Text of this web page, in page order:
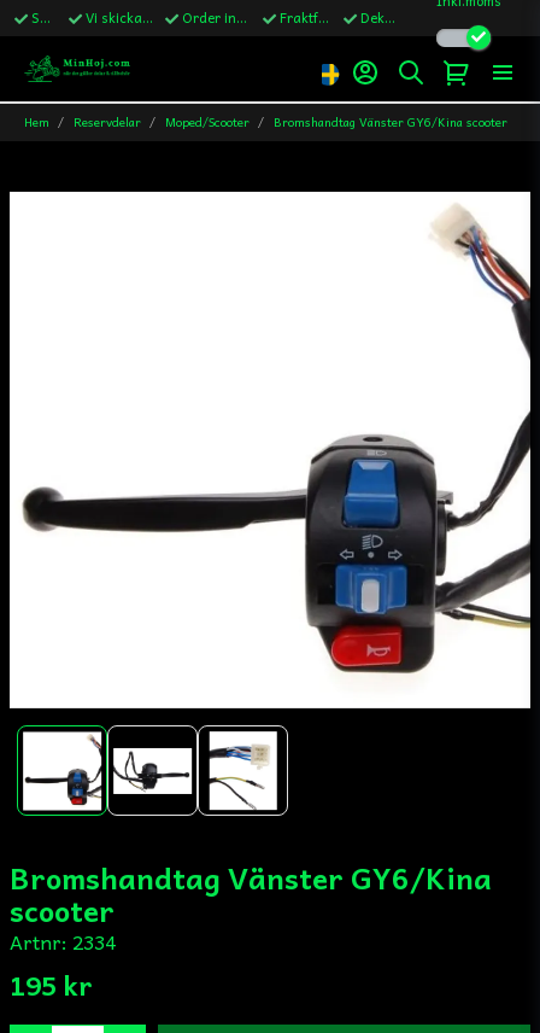
Snabba leveranser Vi skickar till Sverige,Danmark & Finland Order innan kl.13 skickas samma vardag Fraktfritt över 1200kr till Sverige Dekaler ingår i alla ordrar
Hem Reservdelar Moped/Scooter Bromshandtag Vänster GY6/Kina scooter
Bromshandtag Vänster GY6/Kina
scooter
Artnr: 2334
195 kr